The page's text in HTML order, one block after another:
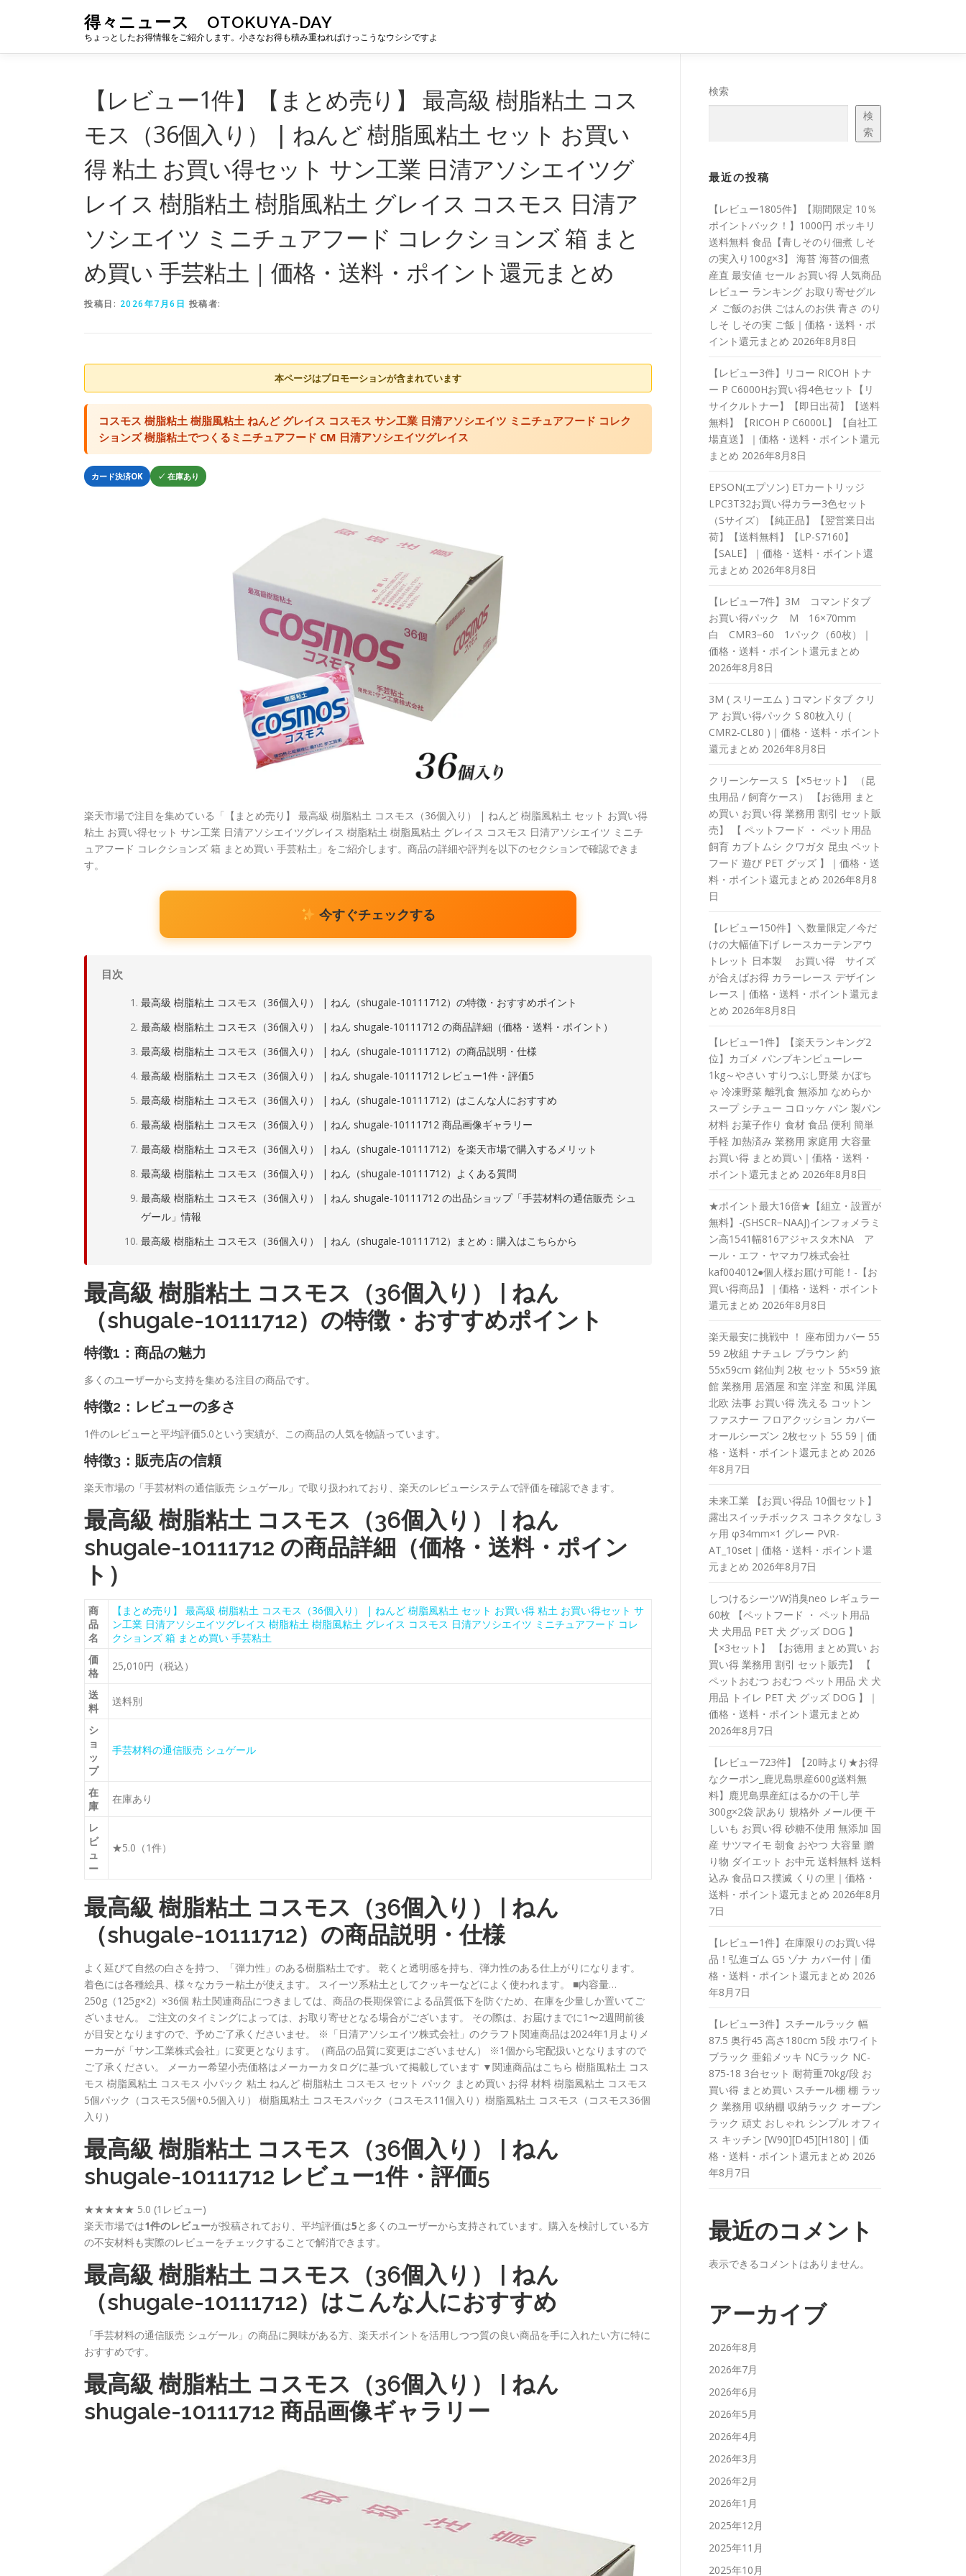
ン
得々ニュース OTOKUYA-DAY
ちょっとしたお得情報をご紹介します。小さなお得も積み重ねればけっこうなウシシですよ
【レビュー1件】【まとめ売り】 最高級 樹脂粘土 コス
モス（36個入り） | ねんど 樹脂風粘土 セット お買い
得 粘土 お買い得セット サン工業 日清アソシエイツグ
レイス 樹脂粘土 樹脂風粘土 グレイス コスモス 日清ア
ソシエイツ ミニチュアフード コレクションズ 箱 まと
め買い 手芸粘土｜価格・送料・ポイント還元まとめ
投稿日: 2026年7月6日 投稿者:
本ページはプロモーションが含まれています
コスモス 樹脂粘土 樹脂風粘土 ねんど グレイス コスモス サン工業 日清アソシエイツ ミニチュアフード コレク
ションズ 樹脂粘土でつくるミニチュアフード CM 日清アソシエイツグレイス
カード決済OK ✓ 在庫あり
楽天市場で注目を集めている「【まとめ売り】 最高級 樹脂粘土 コスモス（36個入り） | ねんど 樹脂風粘土 セット お買い得
粘土 お買い得セット サン工業 日清アソシエイツグレイス 樹脂粘土 樹脂風粘土 グレイス コスモス 日清アソシエイツ ミニチ
ュアフード コレクションズ 箱 まとめ買い 手芸粘土」をご紹介します。商品の詳細や評判を以下のセクションで確認できま
す。
今すぐチェックする
目次
最高級 樹脂粘土 コスモス（36個入り） | ねん（shugale-10111712）の特徴・おすすめポイント
最高級 樹脂粘土 コスモス（36個入り） | ねん shugale-10111712 の商品詳細（価格・送料・ポイント）
最高級 樹脂粘土 コスモス（36個入り） | ねん（shugale-10111712）の商品説明・仕様
最高級 樹脂粘土 コスモス（36個入り） | ねん shugale-10111712 レビュー1件・評価5
最高級 樹脂粘土 コスモス（36個入り） | ねん（shugale-10111712）はこんな人におすすめ
最高級 樹脂粘土 コスモス（36個入り） | ねん shugale-10111712 商品画像ギャラリー
最高級 樹脂粘土 コスモス（36個入り） | ねん（shugale-10111712）を楽天市場で購入するメリット
最高級 樹脂粘土 コスモス（36個入り） | ねん（shugale-10111712）よくある質問
最高級 樹脂粘土 コスモス（36個入り） | ねん shugale-10111712 の出品ショップ「手芸材料の通信販売 シュ
ゲール」情報
最高級 樹脂粘土 コスモス（36個入り） | ねん（shugale-10111712）まとめ：購入はこちらから
最高級 樹脂粘土 コスモス（36個入り） | ねん
（shugale-10111712）の特徴・おすすめポイント
特徴1：商品の魅力
多くのユーザーから支持を集める注目の商品です。
特徴2：レビューの多さ
1件のレビューと平均評価5.0という実績が、この商品の人気を物語っています。
特徴3：販売店の信頼
楽天市場の「手芸材料の通信販売 シュゲール」で取り扱われており、楽天のレビューシステムで評価を確認できます。
最高級 樹脂粘土 コスモス（36個入り） | ねん
shugale-10111712 の商品詳細（価格・送料・ポイン
ト）
商
品
名
【まとめ売り】 最高級 樹脂粘土 コスモス（36個入り） | ねんど 樹脂風粘土 セット お買い得 粘土 お買い得セット サ
ン工業 日清アソシエイツグレイス 樹脂粘土 樹脂風粘土 グレイス コスモス 日清アソシエイツ ミニチュアフード コレ
クションズ 箱 まとめ買い 手芸粘土
価
格
25,010円（税込）
送
料
送料別
シ
ョ
ッ
プ
手芸材料の通信販売 シュゲール
在
庫
在庫あり
レ
ビ
ュ
ー
★5.0（1件）
最高級 樹脂粘土 コスモス（36個入り） | ねん
（shugale-10111712）の商品説明・仕様
よく延びて自然の白さを持つ、「弾力性」のある樹脂粘土です。 乾くと透明感を持ち、弾力性のある仕上がりになります。
着色には各種絵具、様々なカラー粘土が使えます。 スイーツ系粘土としてクッキーなどによく使われます。 ■内容量…
250g（125g×2）×36個 粘土関連商品につきましては、商品の長期保管による品質低下を防ぐため、在庫を少量しか置いてご
ざいません。 ご注文のタイミングによっては、お取り寄せとなる場合がございます。 その際は、お届けまでに1〜2週間前後
が目安となりますので、予めご了承くださいませ。 ※「日清アソシエイツ株式会社」のクラフト関連商品は2024年1月よりメ
ーカーが「サン工業株式会社」に変更となります。（商品の品質に変更はございません） ※1個から宅配扱いとなりますので
ご了承ください。 メーカー希望小売価格はメーカーカタログに基づいて掲載しています ▼関連商品はこちら 樹脂風粘土 コス
モス 樹脂風粘土 コスモス 小パック 粘土 ねんど 樹脂粘土 コスモス セット パック まとめ買い お得 材料 樹脂風粘土 コスモス
5個パック（コスモス5個+0.5個入り） 樹脂風粘土 コスモスパック（コスモス11個入り）樹脂風粘土 コスモス（コスモス36個
入り）
最高級 樹脂粘土 コスモス（36個入り） | ねん
shugale-10111712 レビュー1件・評価5
★★★★★ 5.0 (1レビュー)
楽天市場では1件のレビューが投稿されており、平均評価は5と多くのユーザーから支持されています。購入を検討している方
の不安材料も実際のレビューをチェックすることで解消できます。
最高級 樹脂粘土 コスモス（36個入り） | ねん
（shugale-10111712）はこんな人におすすめ
「手芸材料の通信販売 シュゲール」の商品に興味がある方、楽天ポイントを活用しつつ質の良い商品を手に入れたい方に特に
おすすめです。
最高級 樹脂粘土 コスモス（36個入り） | ねん
shugale-10111712 商品画像ギャラリー
検索
検
索
最近の投稿
【レビュー1805件】【期間限定 10％
ポイントバック！】1000円 ポッキリ
送料無料 食品【青しそのり佃煮 しそ
の実入り100g×3】 海苔 海苔の佃煮
産直 最安値 セール お買い得 人気商品
レビュー ランキング お取り寄せグル
メ ご飯のお供 ごはんのお供 青さ のり
しそ しその実 ご飯｜価格・送料・ポ
イント還元まとめ 2026年8月8日
【レビュー3件】リコー RICOH トナ
ー P C6000Hお買い得4色セット【リ
サイクルトナー】【即日出荷】【送料
無料】【RICOH P C6000L】【自社工
場直送】｜価格・送料・ポイント還元
まとめ 2026年8月8日
EPSON(エプソン) ETカートリッジ
LPC3T32お買い得カラー3色セット
（Sサイズ）【純正品】【翌営業日出
荷】【送料無料】【LP-S7160】
【SALE】｜価格・送料・ポイント還
元まとめ 2026年8月8日
【レビュー7件】3M コマンドタブ
お買い得パック M 16×70mm
白 CMR3−60 1パック（60枚）｜
価格・送料・ポイント還元まとめ
2026年8月8日
3M ( スリーエム ) コマンドタブ クリ
ア お買い得パック S 80枚入り (
CMR2-CL80 )｜価格・送料・ポイント
還元まとめ 2026年8月8日
クリーンケース S 【×5セット】 （昆
虫用品 / 飼育ケース） 【お徳用 まと
め買い お買い得 業務用 割引 セット販
売】 【 ペットフード ・ ペット用品
飼育 カブトムシ クワガタ 昆虫 ペット
フード 遊び PET グッズ 】｜価格・送
料・ポイント還元まとめ 2026年8月8
日
【レビュー150件】＼数量限定／今だ
けの大幅値下げ レースカーテンアウ
トレット 日本製 お買い得 サイズ
が合えばお得 カラーレース デザイン
レース｜価格・送料・ポイント還元ま
とめ 2026年8月8日
【レビュー1件】【楽天ランキング2
位】カゴメ パンプキンピューレー
1kg～やさい すりつぶし野菜 かぼち
ゃ 冷凍野菜 離乳食 無添加 なめらか
スープ シチュー コロッケ パン 製パン
材料 お菓子作り 食材 食品 便利 簡単
手軽 加熱済み 業務用 家庭用 大容量
お買い得 まとめ買い｜価格・送料・
ポイント還元まとめ 2026年8月8日
★ポイント最大16倍★【組立・設置が
無料】-(SHSCR−NAAJ)インフォメラミ
ン高1541幅816アジャスタ木NA ア
ール・エフ・ヤマカワ株式会社
kaf004012●個人様お届け可能！-【お
買い得商品】｜価格・送料・ポイント
還元まとめ 2026年8月8日
楽天最安に挑戦中 ！ 座布団カバー 55
59 2枚組 ナチュレ ブラウン 約
55x59cm 銘仙判 2枚 セット 55×59 旅
館 業務用 居酒屋 和室 洋室 和風 洋風
北欧 法事 お買い得 洗える コットン
ファスナー フロアクッション カバー
オールシーズン 2枚セット 55 59｜価
格・送料・ポイント還元まとめ 2026
年8月7日
未来工業 【お買い得品 10個セット】
露出スイッチボックス コネクタなし 3
ヶ用 φ34mm×1 グレー PVR-
AT_10set｜価格・送料・ポイント還
元まとめ 2026年8月7日
しつけるシーツW消臭neo レギュラー
60枚 【ペットフード ・ ペット用品
犬 犬用品 PET 犬 グッズ DOG 】
【×3セット】 【お徳用 まとめ買い お
買い得 業務用 割引 セット販売】 【
ペットおむつ おむつ ペット用品 犬 犬
用品 トイレ PET 犬 グッズ DOG 】｜
価格・送料・ポイント還元まとめ
2026年8月7日
【レビュー723件】【20時より★お得
なクーポン_鹿児島県産600g送料無
料】鹿児島県産紅はるかの干し芋
300g×2袋 訳あり 規格外 メール便 干
しいも お買い得 砂糖不使用 無添加 国
産 サツマイモ 朝食 おやつ 大容量 贈
り物 ダイエット お中元 送料無料 送料
込み 食品ロス撲滅 くりの里｜価格・
送料・ポイント還元まとめ 2026年8月
7日
【レビュー1件】在庫限りのお買い得
品！弘進ゴム G5 ゾナ カバー付｜価
格・送料・ポイント還元まとめ 2026
年8月7日
【レビュー3件】スチールラック 幅
87.5 奥行45 高さ180cm 5段 ホワイト
ブラック 亜鉛メッキ NCラック NC-
875-18 3台セット 耐荷重70kg/段 お
買い得 まとめ買い スチール棚 棚 ラッ
ク 業務用 収納棚 収納ラック オープン
ラック 頑丈 おしゃれ シンプル オフィ
ス キッチン [W90][D45][H180]｜価
格・送料・ポイント還元まとめ 2026
年8月7日
最近のコメント
表示できるコメントはありません。
アーカイブ
2026年8月
2026年7月
2026年6月
2026年5月
2026年4月
2026年3月
2026年2月
2026年1月
2025年12月
2025年11月
2025年10月